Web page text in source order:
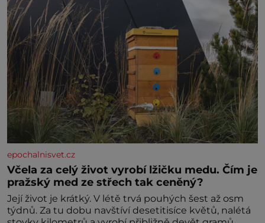
epochalnisvet.cz
Včela za celý život vyrobí lžičku medu. Čím je
pražský med ze střech tak ceněný?
Její život je krátký. V létě trvá pouhých šest až osm
týdnů. Za tu dobu navštíví desetitisíce květů, nalétá